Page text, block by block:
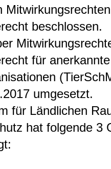
beschlossen.
für anerkannte
umgesetzt.
für Ländlichen
hat folgende 3